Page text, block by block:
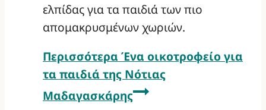
ελπίδας για τα παιδιά των πιο
απομακρυσμένων χωριών.
Περισσότερα Ένα οικοτροφείο για
τα παιδιά της Νότιας
Μαδαγασκάρης